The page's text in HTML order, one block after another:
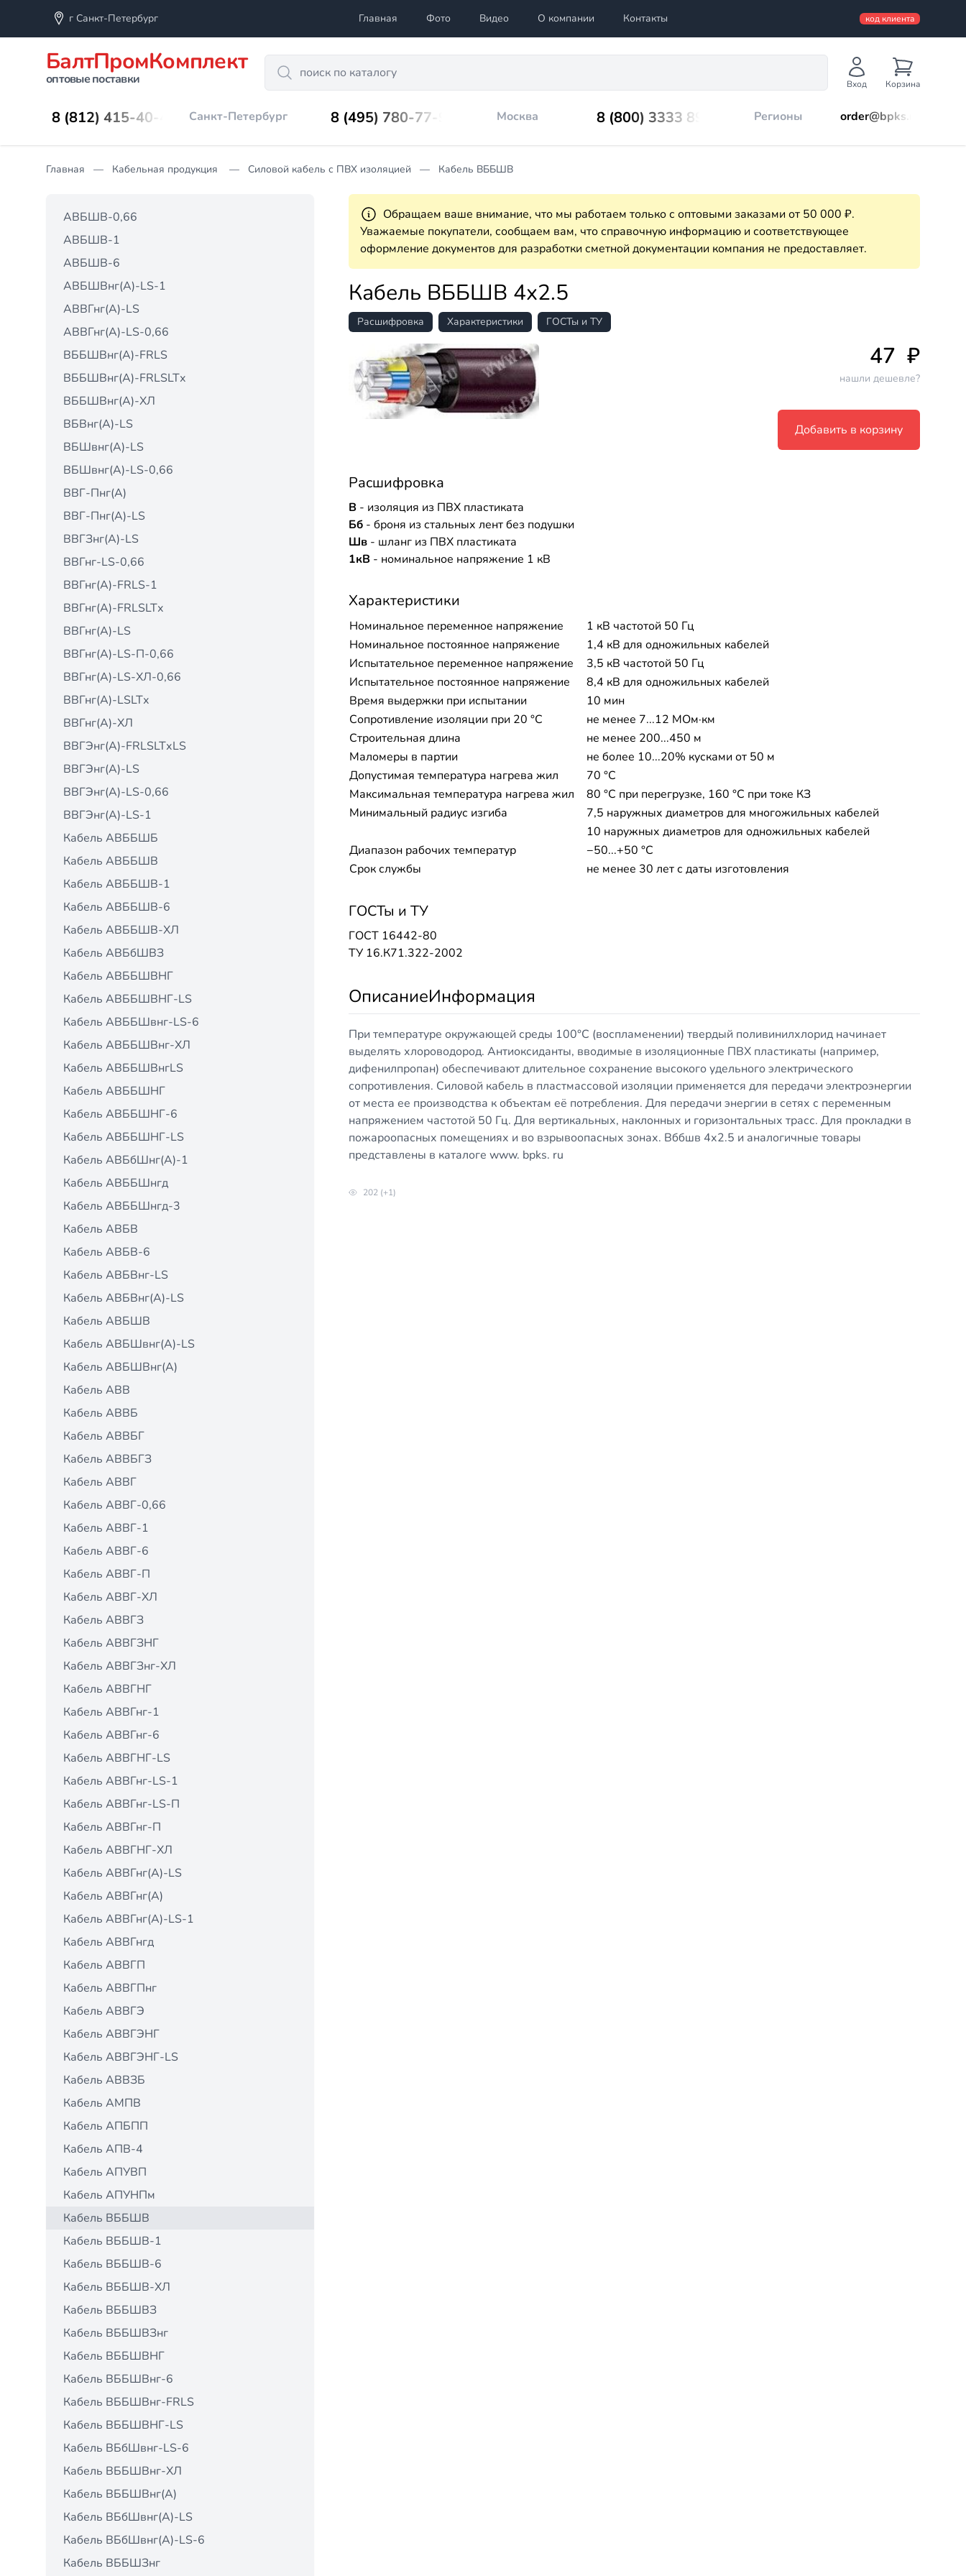
г Санкт-Петербург Главная Фото Видео О компании Контакты код клиента
БалтПромКомплект
оптовые поставки
Search
Вход Корзина
8 (812) 415-40-45 Санкт-Петербург 8 (495) 780-77-98 Москва 8 (800) 3333 899 Регионы order@bpks.ru
Главная Кабельная продукция Силовой кабель с ПВХ изоляцией Кабель ВББШВ
АВБШВ-0,66
АВБШВ-1
АВБШВ-6
АВБШВнг(А)-LS-1
АВВГнг(А)-LS
АВВГнг(А)-LS-0,66
ВББШВнг(А)-FRLS
ВББШВнг(А)-FRLSLTх
ВББШВнг(А)-ХЛ
ВБВнг(А)-LS
ВБШвнг(А)-LS
ВБШвнг(А)-LS-0,66
ВВГ-Пнг(А)
ВВГ-Пнг(А)-LS
ВВГЗнг(А)-LS
ВВГнг-LS-0,66
ВВГнг(А)-FRLS-1
ВВГнг(А)-FRLSLTх
ВВГнг(А)-LS
ВВГнг(А)-LS-П-0,66
ВВГнг(А)-LS-ХЛ-0,66
ВВГнг(А)-LSLTх
ВВГнг(А)-ХЛ
ВВГЭнг(А)-FRLSLTхLS
ВВГЭнг(А)-LS
ВВГЭнг(А)-LS-0,66
ВВГЭнг(А)-LS-1
Кабель АВББШБ
Кабель АВББШВ
Кабель АВББШВ-1
Кабель АВББШВ-6
Кабель АВББШВ-ХЛ
Кабель АВБбШВЗ
Кабель АВББШВНГ
Кабель АВББШВНГ-LS
Кабель АВББШвнг-LS-6
Кабель АВББШВнг-ХЛ
Кабель АВББШВнгLS
Кабель АВББШНГ
Кабель АВББШНГ-6
Кабель АВББШНГ-LS
Кабель АВБбШнг(А)-1
Кабель АВББШнгд
Кабель АВББШнгд-3
Кабель АВБВ
Кабель АВБВ-6
Кабель АВБВнг-LS
Кабель АВБВнг(A)-LS
Кабель АВБШВ
Кабель АВБШвнг(A)-LS
Кабель АВБШВнг(А)
Кабель АВВ
Кабель АВВБ
Кабель АВВБГ
Кабель АВВБГЗ
Кабель АВВГ
Кабель АВВГ-0,66
Кабель АВВГ-1
Кабель АВВГ-6
Кабель АВВГ-П
Кабель АВВГ-ХЛ
Кабель АВВГЗ
Кабель АВВГЗНГ
Кабель АВВГЗнг-ХЛ
Кабель АВВГНГ
Кабель АВВГнг-1
Кабель АВВГнг-6
Кабель АВВГНГ-LS
Кабель АВВГнг-LS-1
Кабель АВВГнг-LS-П
Кабель АВВГнг-П
Кабель АВВГНГ-ХЛ
Кабель АВВГнг(A)-LS
Кабель АВВГнг(А)
Кабель АВВГнг(А)-LS-1
Кабель АВВГнгд
Кабель АВВГП
Кабель АВВГПнг
Кабель АВВГЭ
Кабель АВВГЭНГ
Кабель АВВГЭНГ-LS
Кабель АВВЗБ
Кабель АМПВ
Кабель АПБПП
Кабель АПВ-4
Кабель АПУВП
Кабель АПУНПм
Кабель ВББШВ
Кабель ВББШВ-1
Кабель ВББШВ-6
Кабель ВББШВ-ХЛ
Кабель ВББШВЗ
Кабель ВББШВЗнг
Кабель ВББШВНГ
Кабель ВББШВнг-6
Кабель ВББШВнг-FRLS
Кабель ВББШВНГ-LS
Кабель ВБбШвнг-LS-6
Кабель ВББШВнг-ХЛ
Кабель ВББШВнг(А)
Кабель ВБбШвнг(А)-LS
Кабель ВБбШвнг(А)-LS-6
Кабель ВББШЗнг
Обращаем ваше внимание, что мы работаем только с оптовыми заказами от 50 000 ₽.
Уважаемые покупатели, сообщаем вам, что справочную информацию и соответствующее
оформление документов для разработки сметной документации компания не предоставляет.
Кабель ВББШВ 4х2.5
Расшифровка Характеристики ГОСТы и ТУ
47 ₽
нашли дешевле?
Добавить в корзину
Расшифровка
В - изоляция из ПВХ пластиката
Бб - броня из стальных лент без подушки
Шв - шланг из ПВХ пластиката
1кВ - номинальное напряжение 1 кВ
Характеристики
Номинальное переменное напряжение
1 кВ частотой 50 Гц
Номинальное постоянное напряжение
1,4 кВ для одножильных кабелей
Испытательное переменное напряжение
3,5 кВ частотой 50 Гц
Испытательное постоянное напряжение
8,4 кВ для одножильных кабелей
Время выдержки при испытании
10 мин
Сопротивление изоляции при 20 °С
не менее 7...12 МОм·км
Строительная длина
не менее 200...450 м
Маломеры в партии
не более 10...20% кусками от 50 м
Допустимая температура нагрева жил
70 °C
Максимальная температура нагрева жил
80 °C при перегрузке, 160 °C при токе КЗ
Минимальный радиус изгиба
7,5 наружных диаметров для многожильных кабелей
10 наружных диаметров для одножильных кабелей
Диапазон рабочих температур
−50...+50 °C
Срок службы
не менее 30 лет с даты изготовления
ГОСТы и ТУ
ГОСТ 16442-80
ТУ 16.К71.322-2002
ОписаниеИнформация
При температуре окружающей среды 100°C (воспламенении) твердый поливинилхлорид начинает
выделять хлороводород. Антиоксиданты, вводимые в изоляционные ПВХ пластикаты (например,
дифенилпропан) обеспечивают длительное сохранение высокого удельного электрического
сопротивления. Силовой кабель в пластмассовой изоляции применяется для передачи электроэнергии
от места ее производства к объектам её потребления. Для передачи энергии в сетях с переменным
напряжением частотой 50 Гц. Для вертикальных, наклонных и горизонтальных трасс. Для прокладки в
пожароопасных помещениях и во взрывоопасных зонах. Вббшв 4х2.5 и аналогичные товары
представлены в каталоге www. bpks. ru
202 (+1)